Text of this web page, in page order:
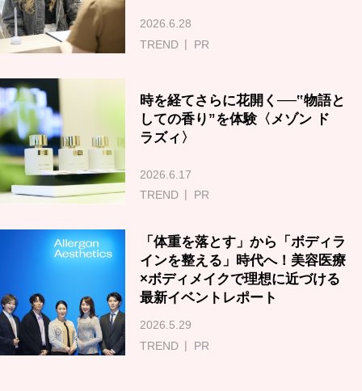
2026.6.28
TREND
PR
時を経てさらに花開く──‟物語と
しての香り”を体験〈メゾン ド
ラズィ〉
2026.6.17
TREND
PR
「体重を落とす」から「ボディラ
インを整える」時代へ！美容医療
×ボディメイクで理想に近づける
最新イベントレポート
2026.5.29
TREND
PR